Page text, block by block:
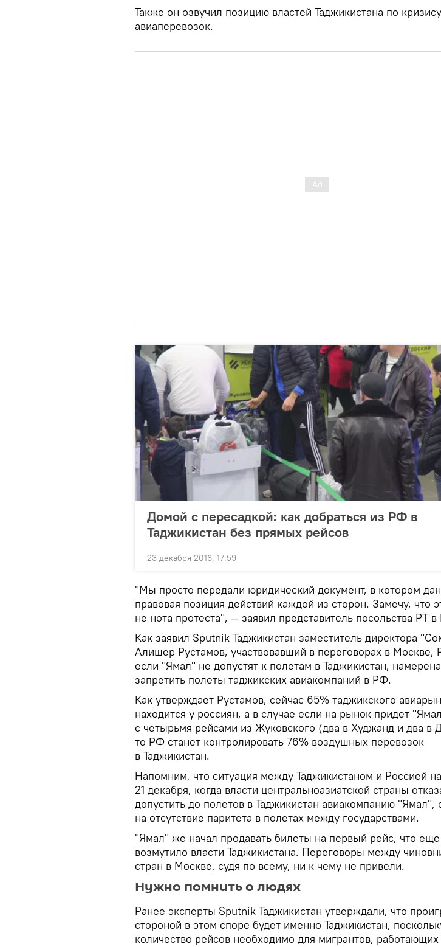
Также он озвучил позицию властей Таджикистана по кризису
авиаперевозок.
Домой с пересадкой: как добраться из РФ в
Таджикистан без прямых рейсов
23 декабря 2016, 17:59
"Мы просто передали юридический документ, в котором
правовая позиция действий каждой из сторон. Замечу, что
не нота протеста", — заявил представитель посольства РТ
Как заявил Sputnik Таджикистан заместитель директора
Алишер Рустамов, участвовавший в переговорах в Москве,
если "Ямал" не допустят к полетам в Таджикистан,
запретить полеты таджикских авиакомпаний в РФ.
Как утверждает Рустамов, сейчас 65% таджикского
находится у россиян, а в случае если на рынок придет
с четырьмя рейсами из Жуковского (два в Худжанд и два в
то РФ станет контролировать 76% воздушных перевозок
в Таджикистан.
Напомним, что ситуация между Таджикистаном и Россией
21 декабря, когда власти центральноазиатской страны
допустить до полетов в Таджикистан авиакомпанию "Ямал",
на отсутствие паритета в полетах между государствами.
"Ямал" же начал продавать билеты на первый рейс, что
возмутило власти Таджикистана. Переговоры между
стран в Москве, судя по всему, ни к чему не привели.
Нужно помнить о людях
Ранее эксперты Sputnik Таджикистан утверждали, что
стороной в этом споре будет именно Таджикистан,
количество рейсов необходимо для мигрантов,